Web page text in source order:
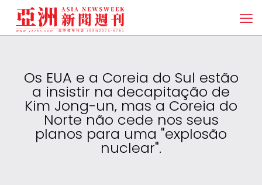
Os EUA e a Coreia do Sul estão
a insistir na decapitação de
Kim Jong-un, mas a Coreia do
Norte não cede nos seus
planos para uma "explosão
nuclear".